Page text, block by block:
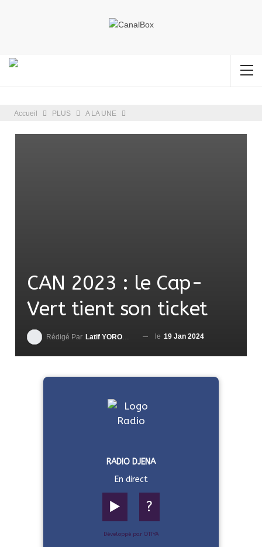
Accueil PLUS A LA UNE
CAN 2023 : le Cap-
Vert tient son ticket
Rédigé Par Latif YOROUMA le 19 Jan 2024
RADIO DJENA
En direct
▶️ ?
Développé par OTIYA